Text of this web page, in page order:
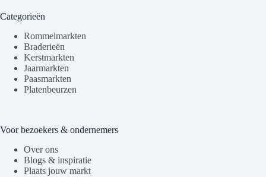
Categorieën
Rommelmarkten
Braderieën
Kerstmarkten
Jaarmarkten
Paasmarkten
Platenbeurzen
Voor bezoekers & ondernemers
Over ons
Blogs & inspiratie
Plaats jouw markt